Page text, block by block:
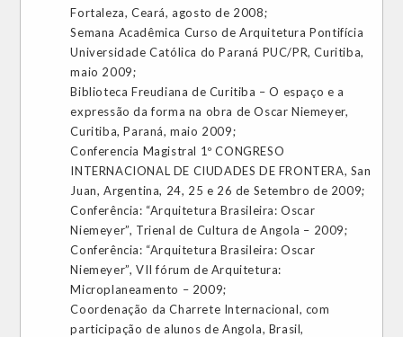
Fortaleza, Ceará, agosto de 2008;
Semana Acadêmica Curso de Arquitetura Pontifícia
Universidade Católica do Paraná PUC/PR, Curitiba,
maio 2009;
Biblioteca Freudiana de Curitiba – O espaço e a
expressão da forma na obra de Oscar Niemeyer,
Curitiba, Paraná, maio 2009;
Conferencia Magistral 1º CONGRESO
INTERNACIONAL DE CIUDADES DE FRONTERA, San
Juan, Argentina, 24, 25 e 26 de Setembro de 2009;
Conferência: “Arquitetura Brasileira: Oscar
Niemeyer”, Trienal de Cultura de Angola – 2009;
Conferência: “Arquitetura Brasileira: Oscar
Niemeyer”, VII fórum de Arquitetura:
Microplaneamento – 2009;
Coordenação da Charrete Internacional, com
participação de alunos de Angola, Brasil,